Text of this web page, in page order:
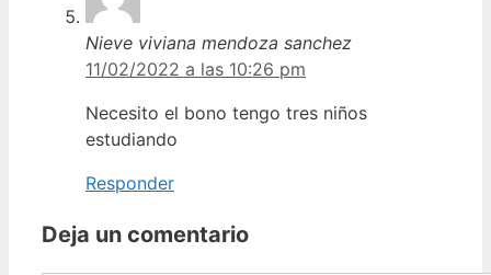
Nieve viviana mendoza sanchez
11/02/2022 a las 10:26 pm
Necesito el bono tengo tres niños
estudiando
Responder
Deja un comentario